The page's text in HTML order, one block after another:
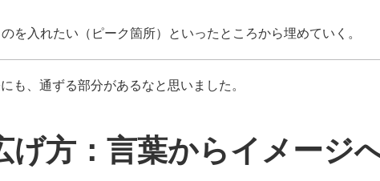
を入れたい（ピーク箇所）といったところから埋めていく。
も、通ずる部分があるなと思いました。
げ方：言葉からイメージ